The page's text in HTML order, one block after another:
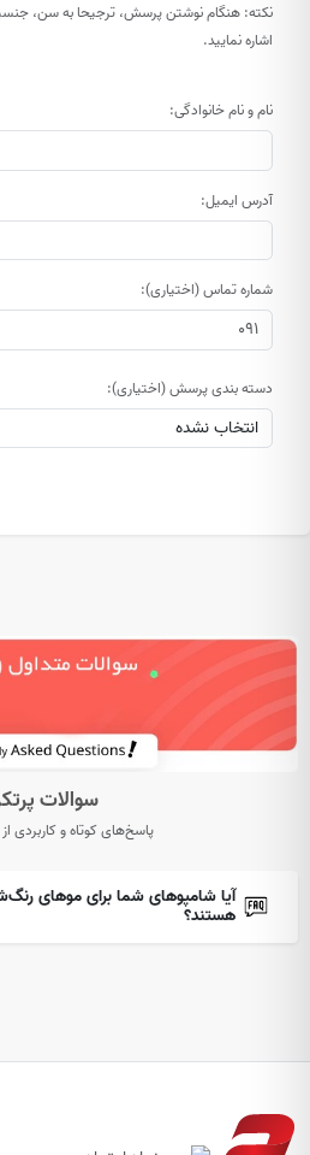
نکته: هنگام نوشتن پرسش، ترجیحا به سن،
اشاره نمایید.
نام و نام خانوادگی:
آدرس ایمیل:
شماره تماس (اختیاری):
دسته بندی پرسش (اختیاری):
سوالات
پاسخ‌های کوتاه و کاربردی
آیا شامپوهای شما برای موهای
هستند؟